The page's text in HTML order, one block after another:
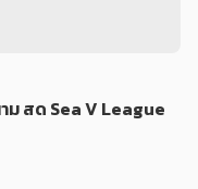
ม สด Sea V League